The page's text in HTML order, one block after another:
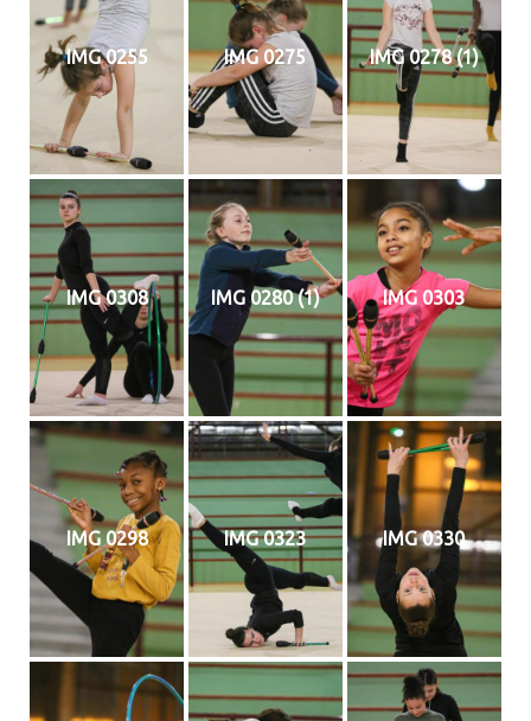
IMG 0255 IMG 0275 IMG 0278 (1)
IMG 0308 IMG 0280 (1) IMG 0303
IMG 0298 IMG 0323 IMG 0330